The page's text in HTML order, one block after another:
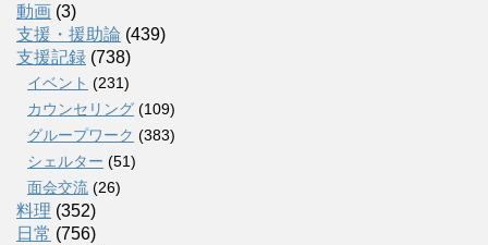
動画 (3)
支援・援助論 (439)
支援記録 (738)
イベント (231)
カウンセリング (109)
グループワーク (383)
シェルター (51)
面会交流 (26)
料理 (352)
日常 (756)